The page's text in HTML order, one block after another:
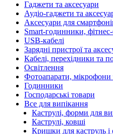
Гаджети та аксесуари
Аудіо-гаджети та
Аксесуари для
Smart-годинники,
USB-кабелі
Зарядні пристрої та
Кабелі, перехідники та
Освітлення
Фотоапарати, мікрофони
Годинники
Господарські товари
Все для випікання
Каструлі, форми для
Каструлі, ковші
Кришки для каструль і